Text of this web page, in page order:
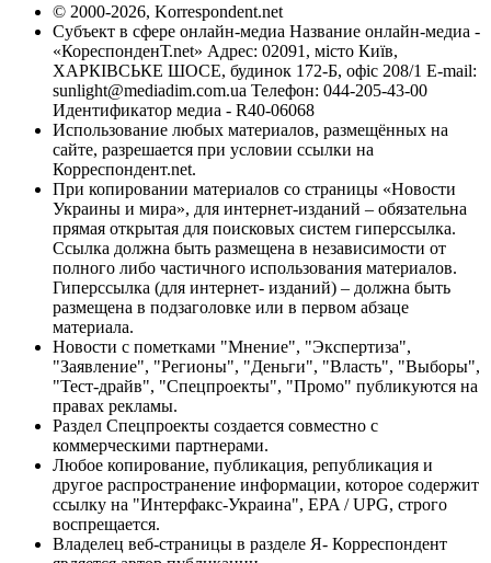
© 2000-2026, Korrespondent.net
Субъект в сфере онлайн-медиа Название онлайн-медиа -
«КореспонденТ.net» Адрес: 02091, місто Київ,
ХАРКІВСЬКЕ ШОСЕ, будинок 172-Б, офіс 208/1 E-mail:
sunlight@mediadim.com.ua Телефон: 044-205-43-00
Идентификатор медиа - R40-06068
Использование любых материалов, размещённых на
сайте, разрешается при условии ссылки на
Корреспондент.net.
При копировании материалов со страницы «Новости
Украины и мира», для интернет-изданий – обязательна
прямая открытая для поисковых систем гиперссылка.
Ссылка должна быть размещена в независимости от
полного либо частичного использования материалов.
Гиперссылка (для интернет- изданий) – должна быть
размещена в подзаголовке или в первом абзаце
материала.
Новости с пометками "Мнение", "Экспертиза",
"Заявление", "Регионы", "Деньги", "Власть", "Выборы",
"Тест-драйв", "Спецпроекты", "Промо" публикуются на
правах рекламы.
Раздел Спецпроекты создается совместно с
коммерческими партнерами.
Любое копирование, публикация, републикация и
другое распространение информации, которое содержит
ссылку на "Интерфакс-Украина", EPA / UPG, строго
воспрещается.
Владелец веб-страницы в разделе Я- Корреспондент